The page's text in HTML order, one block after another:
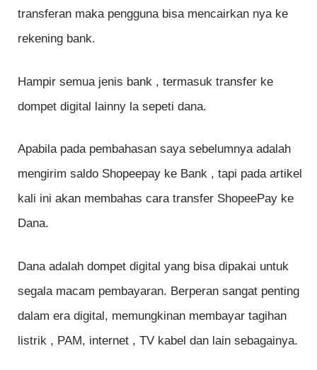
transferan maka pengguna bisa mencairkan nya ke
rekening bank.
Hampir semua jenis bank , termasuk transfer ke
dompet digital lainny la sepeti dana.
Apabila pada pembahasan saya sebelumnya adalah
mengirim saldo Shopeepay ke Bank , tapi pada artikel
kali ini akan membahas cara transfer ShopeePay ke
Dana.
Dana adalah dompet digital yang bisa dipakai untuk
segala macam pembayaran. Berperan sangat penting
dalam era digital, memungkinan membayar tagihan
listrik , PAM, internet , TV kabel dan lain sebagainya.